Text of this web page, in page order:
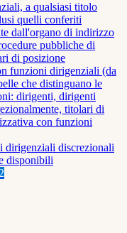
a qualsiasi titolo
quelli conferiti
dall'organo di indirizzo
pubbliche di
di posizione
funzioni dirigenziali (da
che distinguano le
dirigenti, dirigenti
titolari di
con funzioni
dirigenziali discrezionali
disponibili
2